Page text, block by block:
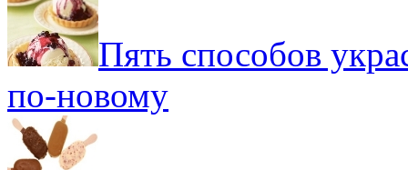
Пять способов
по-новому